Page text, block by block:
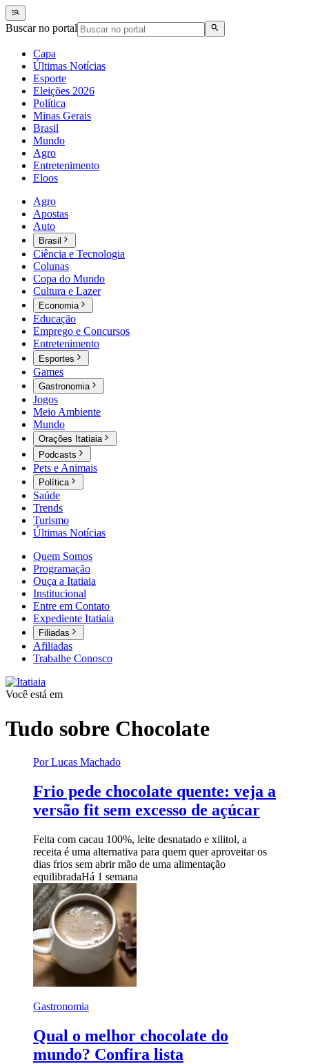
Buscar no portal
Capa
Últimas Notícias
Esporte
Eleições 2026
Política
Minas Gerais
Brasil
Mundo
Agro
Entretenimento
Eloos
Agro
Apostas
Auto
Brasil
Ciência e Tecnologia
Colunas
Copa do Mundo
Cultura e Lazer
Economia
Educação
Emprego e Concursos
Entretenimento
Esportes
Games
Gastronomia
Jogos
Meio Ambiente
Mundo
Orações Itatiaia
Podcasts
Pets e Animais
Política
Saúde
Trends
Turismo
Últimas Notícias
Quem Somos
Programação
Ouça a Itatiaia
Institucional
Entre em Contato
Expediente Itatiaia
Filiadas
Afiliadas
Trabalhe Conosco
Você está em
Tudo sobre Chocolate
Por Lucas Machado
Frio pede chocolate quente: veja a
versão fit sem excesso de açúcar
Feita com cacau 100%, leite desnatado e xilitol, a
receita é uma alternativa para quem quer aproveitar os
dias frios sem abrir mão de uma alimentação
equilibradaHá 1 semana
Gastronomia
Qual o melhor chocolate do
mundo? Confira lista